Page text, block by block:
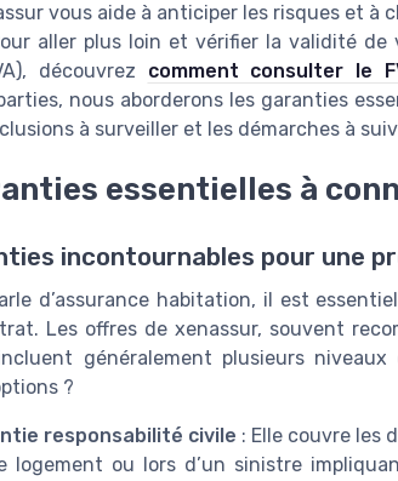
vous aide à anticiper les risques et
aller plus loin et vérifier la validité
découvrez comment consulter le
nous aborderons les garanties
à surveiller et les démarches à
essentielles à
incontournables pour une
d’assurance habitation, il est
Les offres de xenassur, souvent
généralement plusieurs
?
responsabilité civile : Elle couvre les
logement ou lors d’un sinistre